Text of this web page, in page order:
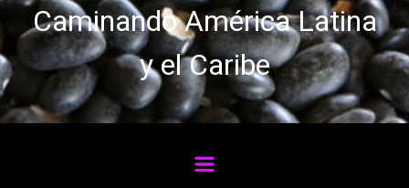
Caminando América Latina
y el Caribe